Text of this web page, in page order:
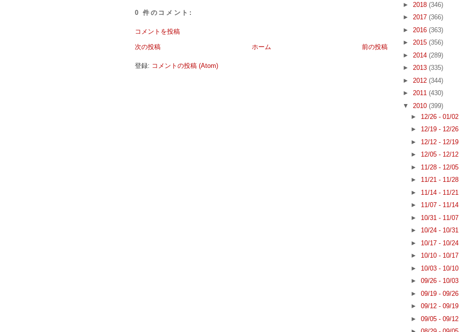
0 件のコメント:
コメントを投稿
次の投稿 前の投稿
ホーム
登録: コメントの投稿 (Atom)
► 2018 (346)
► 2017 (366)
► 2016 (363)
► 2015 (356)
► 2014 (289)
► 2013 (335)
► 2012 (344)
► 2011 (430)
▼ 2010 (399)
► 12/26 - 01/02
► 12/19 - 12/26
► 12/12 - 12/19
► 12/05 - 12/12
► 11/28 - 12/05
► 11/21 - 11/28
► 11/14 - 11/21
► 11/07 - 11/14
► 10/31 - 11/07
► 10/24 - 10/31
► 10/17 - 10/24
► 10/10 - 10/17
► 10/03 - 10/10
► 09/26 - 10/03
► 09/19 - 09/26
► 09/12 - 09/19
► 09/05 - 09/12